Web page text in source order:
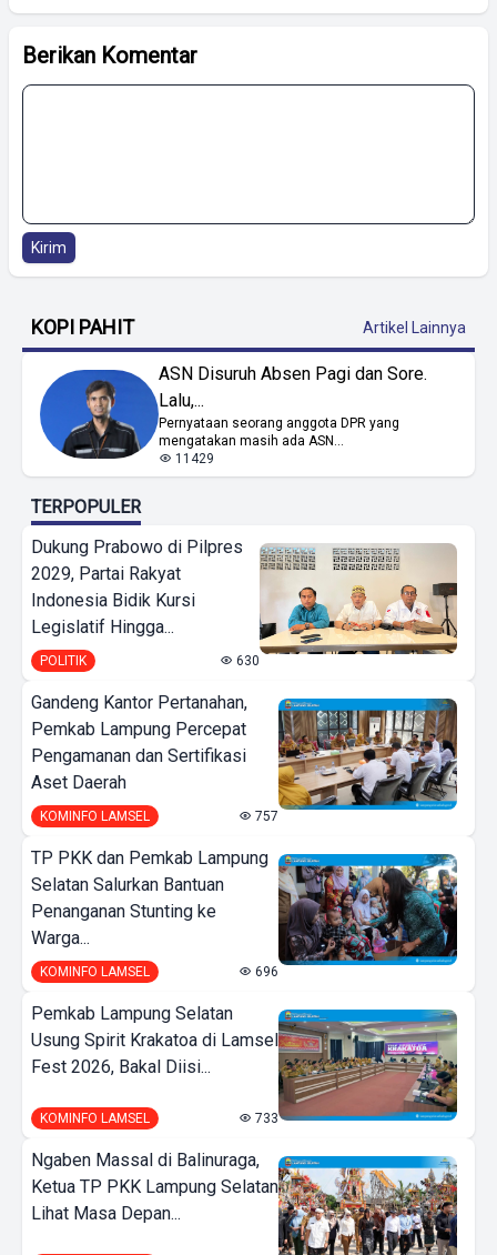
Berikan Komentar
Kirim
KOPI PAHIT Artikel Lainnya
ASN Disuruh Absen Pagi dan Sore.
Lalu,...
Pernyataan seorang anggota DPR yang
mengatakan masih ada ASN...
11429
TERPOPULER
Dukung Prabowo di Pilpres
2029, Partai Rakyat
Indonesia Bidik Kursi
Legislatif Hingga...
POLITIK 630
Gandeng Kantor Pertanahan,
Pemkab Lampung Percepat
Pengamanan dan Sertifikasi
Aset Daerah
KOMINFO LAMSEL 757
TP PKK dan Pemkab Lampung
Selatan Salurkan Bantuan
Penanganan Stunting ke
Warga...
KOMINFO LAMSEL 696
Pemkab Lampung Selatan
Usung Spirit Krakatoa di Lamsel
Fest 2026, Bakal Diisi...
KOMINFO LAMSEL 733
Ngaben Massal di Balinuraga,
Ketua TP PKK Lampung Selatan
Lihat Masa Depan...